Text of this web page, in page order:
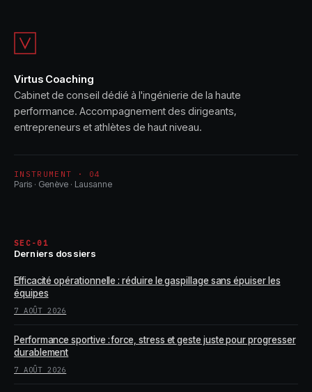
Virtus Coaching
Cabinet de conseil dédié à l'ingénierie de la haute
performance. Accompagnement des dirigeants,
entrepreneurs et athlètes de haut niveau.
INSTRUMENT · 04
Paris · Genève · Lausanne
SEC-01
Derniers dossiers
Efficacité opérationnelle : réduire le gaspillage sans épuiser les
équipes
7 AOÛT 2026
Performance sportive : force, stress et geste juste pour progresser
durablement
7 AOÛT 2026